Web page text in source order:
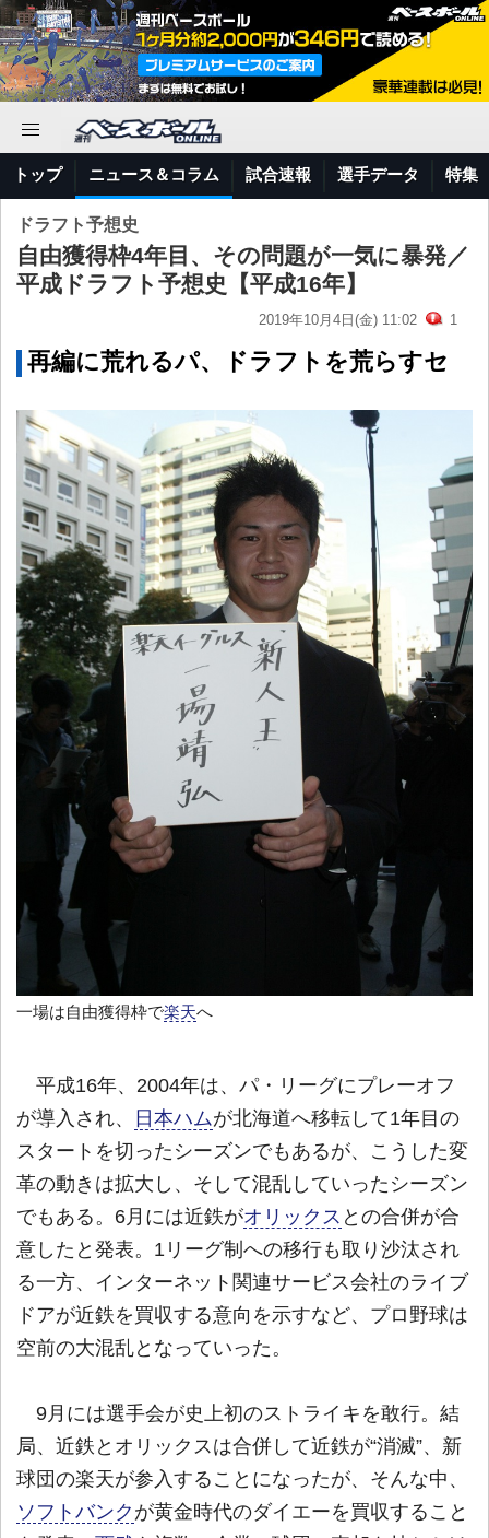
トップ ニュース＆コラム 試合速報 選手データ 特集
ドラフト予想史
自由獲得枠4年目、その問題が一気に暴発／
平成ドラフト予想史【平成16年】
2019年10月4日(金) 11:02 1
再編に荒れるパ、ドラフトを荒らすセ
一場は自由獲得枠で楽天へ
平成16年、2004年は、パ・リーグにプレーオフ
が導入され、
日本ハムが北海道へ移転して1年目の
スタートを切ったシーズンでもあるが、こうした変
革の動きは拡大し、そして混乱していったシーズン
でもある。6月には近鉄がオリックス との合併が合
意したと発表。1リーグ制への移行も取り沙汰され
る一方、インターネット関連サービス会社のライブ
ドアが近鉄を買収する意向を示すなど、プロ野球は
空前の大混乱となっていった。
9月には選手会が史上初のストライキを敢行。結
局、近鉄とオリックスは合併して近鉄が“消滅”、新
球団の楽天が参入することになったが、そんな中、
ソフトバンク が黄金時代のダイエーを買収すること